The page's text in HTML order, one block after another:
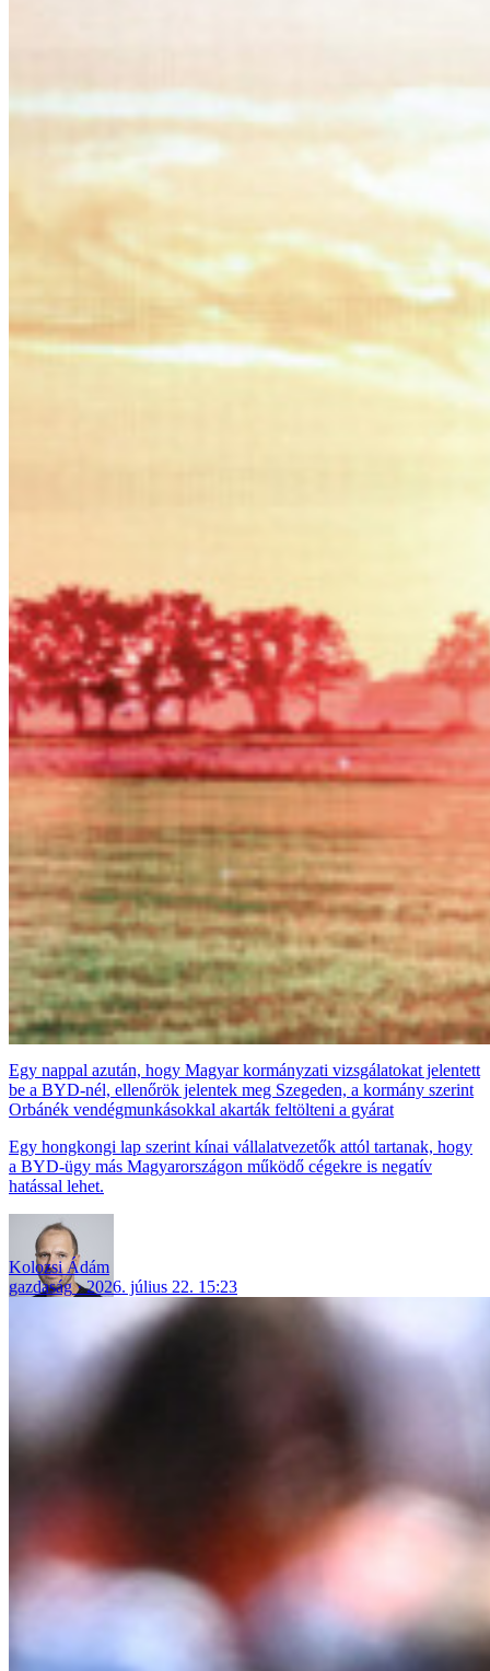
Egy nappal azután, hogy Magyar kormányzati vizsgálatokat jelentett
be a BYD-nél, ellenőrök jelentek meg Szegeden, a kormány szerint
Orbánék vendégmunkásokkal akarták feltölteni a gyárat
Egy hongkongi lap szerint kínai vállalatvezetők attól tartanak, hogy
a BYD-ügy más Magyarországon működő cégekre is negatív
hatással lehet.
Kolozsi Ádám
gazdaság
2026. július 22. 15:23